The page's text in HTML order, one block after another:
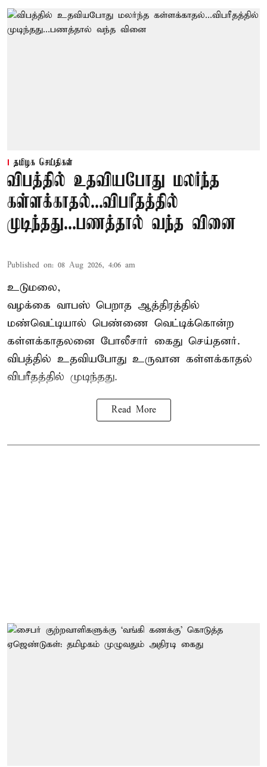
தமிழக செய்திகள்
விபத்தில் உதவியபோது மலர்ந்த
கள்ளக்காதல்...விபரீதத்தில்
முடிந்தது...பணத்தால் வந்த வினை
Published on: 08 Aug 2026, 4:06 am
உடுமலை,
வழக்கை வாபஸ் பெறாத ஆத்திரத்தில்
மண்வெட்டியால் பெண்ணை வெட்டிக்கொன்ற
கள்ளக்காதலனை போலீசார் கைது செய்தனர்.
விபத்தில் உதவியபோது உருவான கள்ளக்காதல்
விபரீதத்தில் முடிந்தது.
Read More